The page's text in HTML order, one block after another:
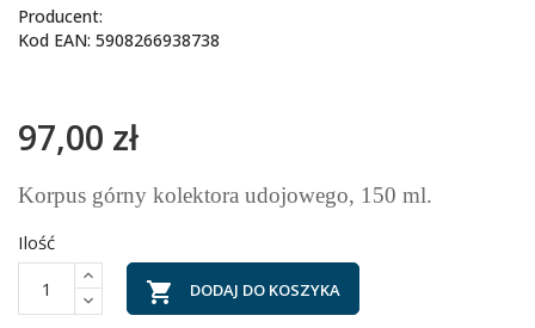
Producent:
Kod EAN: 5908266938738
97,00 zł
Korpus górny kolektora udojowego, 150 ml.
Ilość
 DODAJ DO KOSZYKA